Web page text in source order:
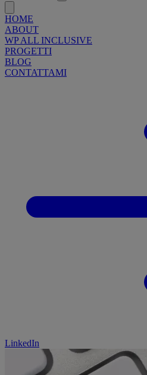
HOME
ABOUT
WP ALL INCLUSIVE
PROGETTI
BLOG
CONTATTAMI
LinkedIn